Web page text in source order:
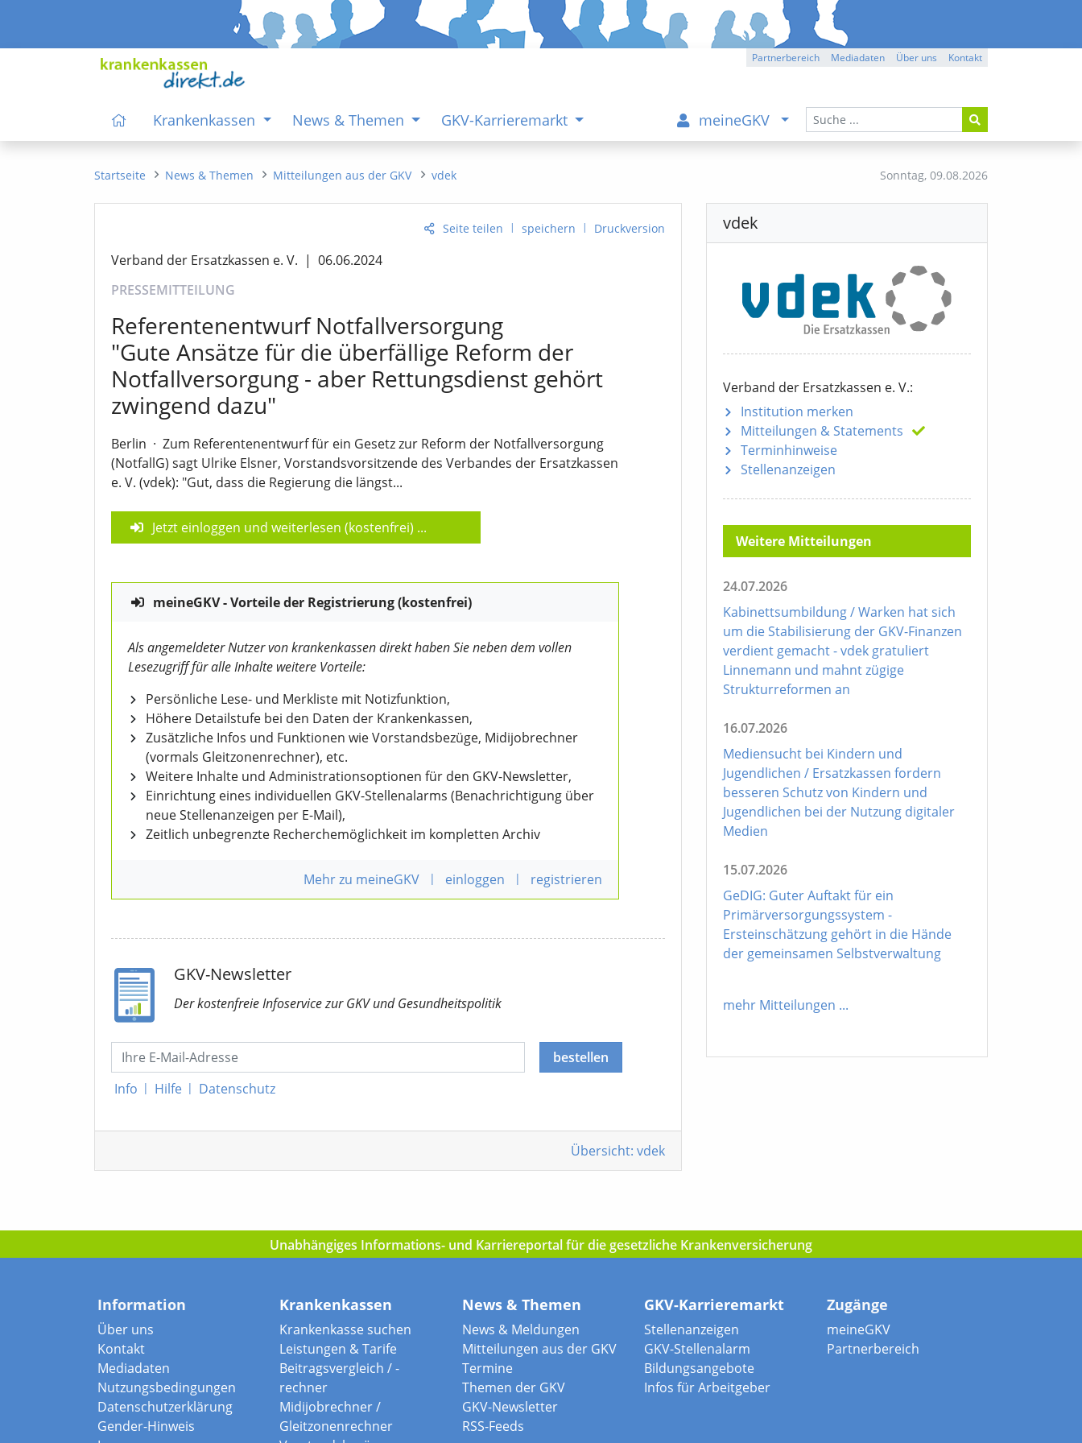
Partnerbereich Mediadaten Über uns Kontakt
Krankenkassen News & Themen GKV-Karrieremarkt meineGKV
Sonntag, 09.08.2026
Startseite News & Themen Mitteilungen aus der GKV vdek
Seite teilen | speichern | Druckversion
Verband der Ersatzkassen e. V. | 06.06.2024
PRESSEMITTEILUNG
Referentenentwurf Notfallversorgung
"Gute Ansätze für die überfällige Reform der
Notfallversorgung - aber Rettungsdienst gehört
zwingend dazu"
Berlin · Zum Referentenentwurf für ein Gesetz zur Reform der Notfallversorgung
(NotfallG) sagt Ulrike Elsner, Vorstandsvorsitzende des Verbandes der Ersatzkassen
e. V. (vdek): "Gut, dass die Regierung die längst...
Jetzt einloggen und weiterlesen (kostenfrei) ...
meineGKV - Vorteile der Registrierung (kostenfrei)
Als angemeldeter Nutzer von krankenkassen direkt haben Sie neben dem vollen
Lesezugriff für alle Inhalte weitere Vorteile:
Persönliche Lese- und Merkliste mit Notizfunktion,
Höhere Detailstufe bei den Daten der Krankenkassen,
Zusätzliche Infos und Funktionen wie Vorstandsbezüge, Midijobrechner
(vormals Gleitzonenrechner), etc.
Weitere Inhalte und Administrationsoptionen für den GKV-Newsletter,
Einrichtung eines individuellen GKV-Stellenalarms (Benachrichtigung über
neue Stellenanzeigen per E-Mail),
Zeitlich unbegrenzte Recherchemöglichkeit im kompletten Archiv
Mehr zu meineGKV | einloggen | registrieren
GKV-Newsletter
Der kostenfreie Infoservicezur GKVund Gesundheitspolitik
Info | Hilfe | Datenschutz
bestellen
Übersicht: vdek
vdek
Verband der Ersatzkassen e. V.:
Institution merken
Mitteilungen & Statements
Terminhinweise
Stellenanzeigen
Weitere Mitteilungen
24.07.2026
Kabinettsumbildung / Warken hat sich
um die Stabilisierung der GKV-Finanzen
verdient gemacht - vdek gratuliert
Linnemann und mahnt zügige
Strukturreformen an
16.07.2026
Mediensucht bei Kindern und
Jugendlichen / Ersatzkassen fordern
besseren Schutz von Kindern und
Jugendlichen bei der Nutzung digitaler
Medien
15.07.2026
GeDIG: Guter Auftakt für ein
Primärversorgungssystem -
Ersteinschätzung gehört in die Hände
der gemeinsamen Selbstverwaltung
mehr Mitteilungen ...
Unabhängiges Informations- und Karriereportal für die gesetzliche Krankenversicherung
Information
Über uns
Kontakt
Mediadaten
Nutzungsbedingungen
Datenschutzerklärung
Gender-Hinweis
Krankenkassen
Krankenkasse suchen
Leistungen & Tarife
Beitragsvergleich / -
rechner
Midijobrechner /
Gleitzonenrechner
News & Themen
News & Meldungen
Mitteilungen aus der GKV
Termine
Themen der GKV
GKV-Newsletter
RSS-Feeds
GKV-Karrieremarkt
Stellenanzeigen
GKV-Stellenalarm
Bildungsangebote
Infos für Arbeitgeber
Zugänge
meineGKV
Partnerbereich